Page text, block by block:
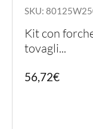
SKU:
Kit con
tovagli...
56,72€